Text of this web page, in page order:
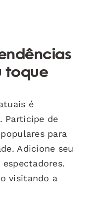
toque
é
Participe de
para
Adicione seu
visitando a